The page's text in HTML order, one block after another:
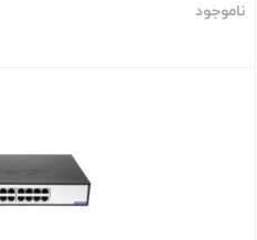
ناموجود